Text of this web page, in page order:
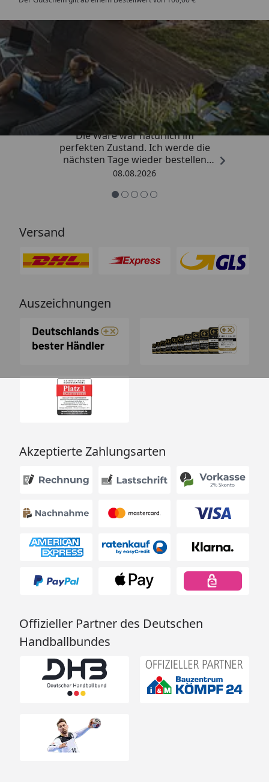
Trusted Shops
4,81/ 5
„Hervorragend schnelle Lieferung.
Die Ware war natürlich im
perfekten Zustand. Ich werde die
nächsten Tage wieder bestellen
Grüße an die Belegschaft gute
08.08.2026
Versand
Auszeichnungen
Akzeptierte Zahlungsarten
Offizieller Partner des Deutschen
Handballbundes